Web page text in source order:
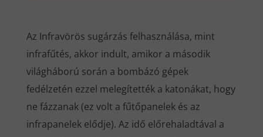
Az Infravörös sugárzás felhasználása, mint
infrafűtés, akkor indult, amikor a második
világháború során a bombázó gépek
fedélzetén ezzel melegítették a katonákat, hogy
ne fázzanak (ez volt a fűtőpanelek és az
infrapanelek elődje). Az idő előrehaladtával a